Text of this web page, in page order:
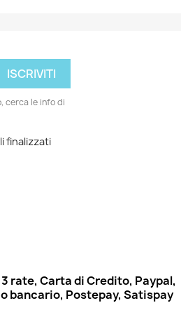
cerca le info di
finalizzati
3 rate, Carta di Credito, Paypal,
bancario, Postepay, Satispay